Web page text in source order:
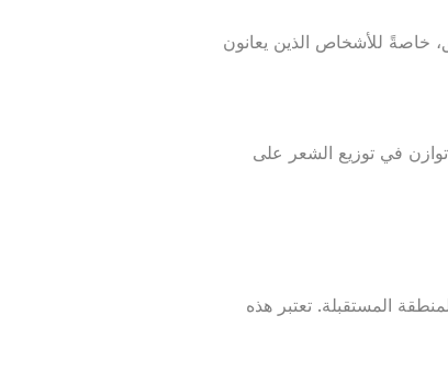
خاصةً للأشخاص الذين يعانون
في توزيع الشعر على
المستقبلة. تعتبر هذه